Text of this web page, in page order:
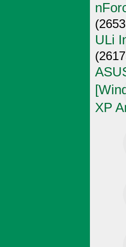
ULi
XP